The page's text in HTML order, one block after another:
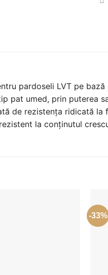
pardoseli LVT pe
pat umed, prin
de rezistența ridicată
la conținutul
-33%